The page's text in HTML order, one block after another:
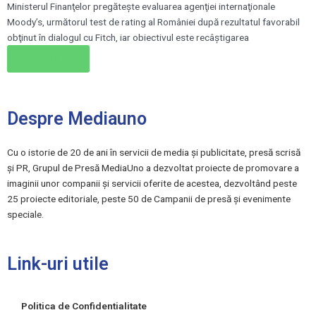
Ministerul Finanţelor pregăteşte evaluarea agenţiei internaţionale
Moody’s, următorul test de rating al României după rezultatul favorabil
obţinut în dialogul cu Fitch, iar obiectivul este recâştigarea
Despre Mediauno
Cu o istorie de 20 de ani în servicii de media și publicitate, presă scrisă
și PR, Grupul de Presă MediaUno a dezvoltat proiecte de promovare a
imaginii unor companii și servicii oferite de acestea, dezvoltând peste
25 proiecte editoriale, peste 50 de Campanii de presă și evenimente
speciale.
Link-uri utile
Politica de Confidentialitate